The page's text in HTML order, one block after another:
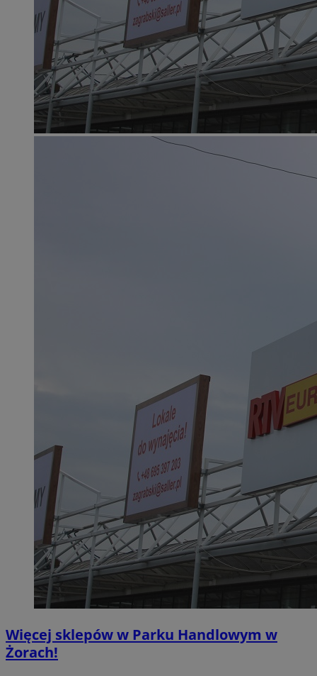
Więcej sklepów w Parku Handlowym w
Żorach!